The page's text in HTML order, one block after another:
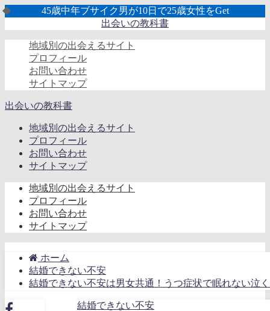
45歳中年ブサイク男が10日で25歳女性をGet
出会いの教科書
地域別の出会えるサイト
プロフィール
お問い合わせ
サイトマップ
出会いの教科書
地域別の出会えるサイト
プロフィール
お問い合わせ
サイトマップ
地域別の出会えるサイト
プロフィール
お問い合わせ
サイトマップ
ホーム
結婚できない不安
結婚できない不安は男女共通！うつ症状で眠れない泣
結婚できない不安